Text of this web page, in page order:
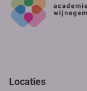
Locaties